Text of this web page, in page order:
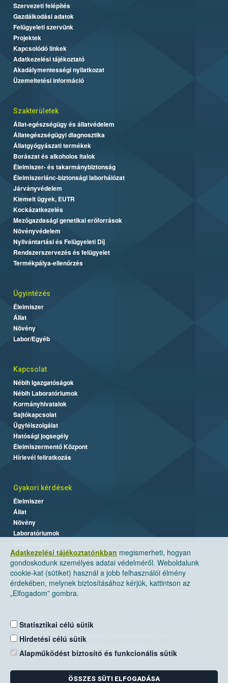
Adatkezelési tájékoztatónkban megismerheti, hogyan
gondoskodunk személyes adatai védelméről. Weboldalunk
cookie-kat (sütiket) használ a jobb felhasználói élmény
érdekében, melynek biztosításához kérjük, kattintson az
„Elfogadom” gombra.
Statisztikai célú sütik
Hirdetési célú sütik
Alapműködést biztosító és funkcionális sütik
ÖSSZES SÜTI ELFOGADÁSA
Szervezeti felépítés
Gazdálkodási adatok
Felügyeleti szervünk
Projektek
Kapcsolódó linkek
Adatkezelési tájékoztató
Akadálymentességi nyilatkozat
Üzemeltetési információ
Szakterületek
Állat-egészségügy és állatvédelem
Állategészségügyi diagnosztika
Állatgyógyászati termékek
Borászat és alkoholos italok
Élelmiszer- és takarmánybiztonság
Élelmiszerlánc-biztonsági laborhálózat
Járványvédelem
Kiemelt ügyek, EUTR
Kockázatkezelés
Mezőgazdasági genetikai erőforrások
Növényvédelem
Nyilvántartási és Felügyeleti Díj
Rendszerszervezés és felügyelet
Termékpálya-ellenőrzés
Ügyintézés
Élelmiszer
Állat
Növény
Labor/Egyéb
Kapcsolat
Nébih Igazgatóságok
Nébih Laboratóriumok
Kormányhivatalok
Sajtókapcsolat
Ügyfélszolgálat
Hatósági jogsegély
Élelmiszermentő Központ
Hírlevél feliratkozás
Gyakori kérdések
Élelmiszer
Állat
Növény
Laboratóriumok
Nemzeti Élelmiszerlánc-biztonsági Hivatal
Levelezési cím: 1525 Budapest. Pf. 30.